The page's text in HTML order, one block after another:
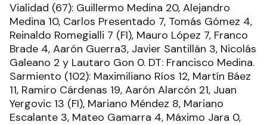
Vialidad (67): Guillermo Medina 20, Alejandro
Medina 10, Carlos Presentado 7, Tomás Gómez 4,
Reinaldo Romegialli 7 (FI), Mauro López 7, Franco
Brade 4, Aarón Guerra3, Javier Santillán 3, Nicolás
Galeano 2 y Lautaro Gon 0. DT: Francisco Medina.
Sarmiento (102): Maximiliano Ríos 12, Martín Báez
11, Ramiro Cárdenas 19, Aarón Alarcón 21, Juan
Yergovic 13 (FI), Mariano Méndez 8, Mariano
Escalante 3, Mateo Gamarra 4, Máximo Jara 0,